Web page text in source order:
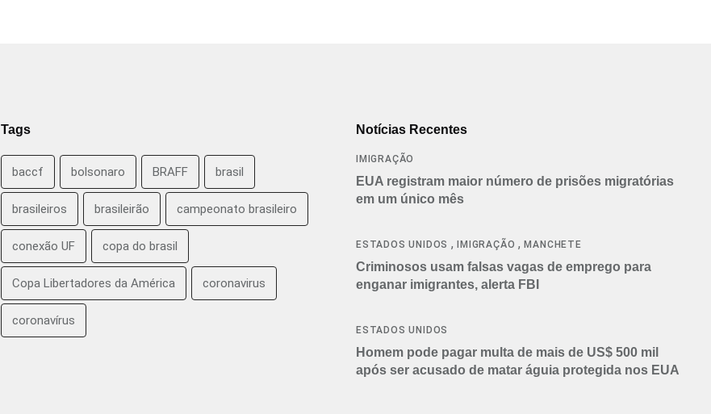
Tags
baccf bolsonaro BRAFF brasil
brasileiros brasileirão campeonato brasileiro
conexão UF copa do brasil
Copa Libertadores da América coronavirus
coronavírus
Notícias Recentes
IMIGRAÇÃO
EUA registram maior número de prisões migratórias
em um único mês
ESTADOS UNIDOS ,IMIGRAÇÃO ,MANCHETE
Criminosos usam falsas vagas de emprego para
enganar imigrantes, alerta FBI
ESTADOS UNIDOS
Homem pode pagar multa de mais de US$ 500 mil
após ser acusado de matar águia protegida nos EUA